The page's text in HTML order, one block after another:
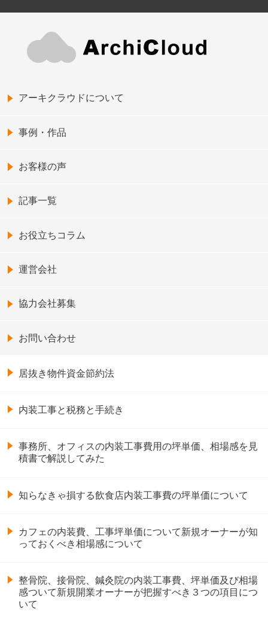
アーキクラウドについて
事例・作品
お客様の声
記事一覧
お役立ちコラム
運営会社
協力会社募集
お問い合わせ
居抜き物件資金節約法
内装工事と税務と手続き
事務所、オフィスの内装工事費用の坪単価、相場感を見
積書で解説してみた
知らなきゃ損する飲食店内装工事費の坪単価について
カフェの内装費、工事坪単価について新規オーナーが知
っておくべき相場感について
整骨院、接骨院、鍼灸院の内装工事費、坪単価及び相場
感ついて新規開業オーナーが把握すべき３つの項目につ
いて